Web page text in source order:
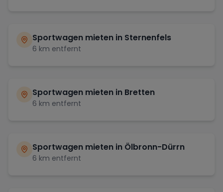
Sportwagen mieten in Sternenfels
6 km entfernt
Sportwagen mieten in Bretten
6 km entfernt
Sportwagen mieten in Ölbronn-Dürrn
6 km entfernt